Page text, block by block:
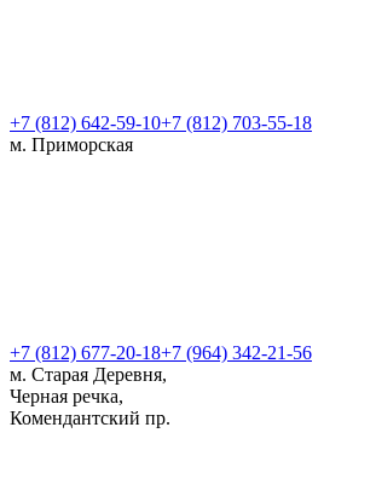
+7 (812) 642-59-10+7 (812) 703-55-18
м. Приморская
+7 (812) 677-20-18+7 (964) 342-21-56
м. Старая Деревня,
Черная речка,
Комендантский пр.